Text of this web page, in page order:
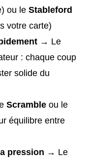
ou le Stableford
votre carte)
→ Le
: chaque coup
solide du
Scramble ou le
équilibre entre
pression → Le